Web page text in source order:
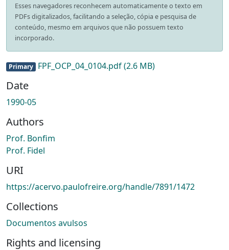
Esses navegadores reconhecem automaticamente o texto em
PDFs digitalizados, facilitando a seleção, cópia e pesquisa de
conteúdo, mesmo em arquivos que não possuem texto
incorporado.
Primary FPF_OCP_04_0104.pdf(2.6 MB)
Date
1990-05
Authors
Prof. Bonfim
Prof. Fidel
URI
https://acervo.paulofreire.org/handle/7891/1472
Collections
Documentos avulsos
Rights and licensing